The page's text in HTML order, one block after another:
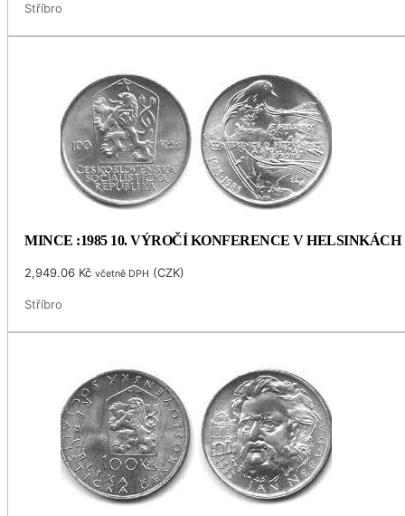
Stříbro
MINCE :1985 10. VÝROČÍ KONFERENCE V HELSINKÁCH
2,949.06 Kč včetně DPH (CZK)
Stříbro